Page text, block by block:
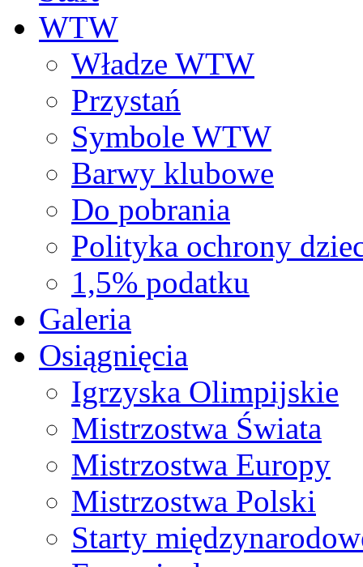
WTW
Władze WTW
Przystań
Symbole WTW
Barwy klubowe
Do pobrania
Polityka ochrony
1,5% podatku
Galeria
Osiągnięcia
Igrzyska Olimpijskie
Mistrzostwa Świata
Mistrzostwa Europy
Mistrzostwa Polski
Starty